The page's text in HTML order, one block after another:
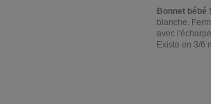
Bonnet bébé
blanche.
avec
Existe en 3/6